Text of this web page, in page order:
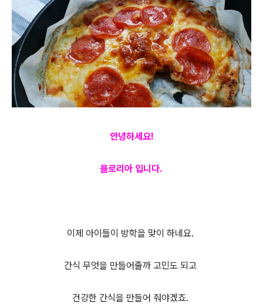
안녕하세요!
욜로리아 입니다.
이제 아이들이 방학을 맞이 하네요.
간식 무엇을 만들어줄까 고민도 되고
건강한 간식을 만들어 줘야겠죠.